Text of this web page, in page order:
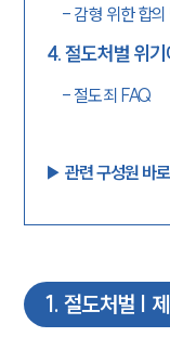
- 감형 위한 합의
4.절도처벌 위
- 절도죄 FAQ
▶︎ 관련 구성원 바
1. 절도처벌 |